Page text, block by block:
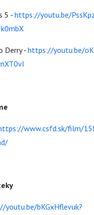
5 - https://youtu.be/
Derry - https://youtu.be/
www.csfd.sk/film/
youtu.be/bKGxHflevuk?